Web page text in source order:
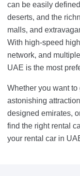
can be easily
deserts, and the
malls, and
With high-speed
network, and
UAE is the most
Whether you want
astonishing
designed emirates,
find the right rental
your rental car in